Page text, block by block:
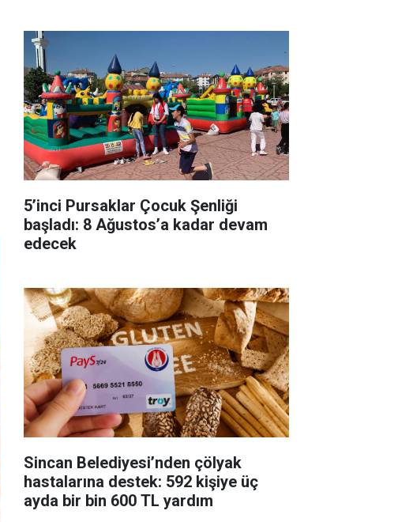
5’inci Pursaklar Çocuk Şenliği
başladı: 8 Ağustos’a kadar devam
edecek
Sincan Belediyesi’nden çölyak
hastalarına destek: 592 kişiye üç
ayda bir bin 600 TL yardım